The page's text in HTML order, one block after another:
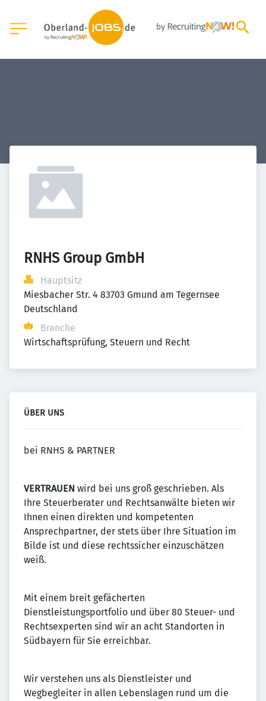
RNHS Group GmbH
Hauptsitz
Miesbacher Str. 4 83703 Gmund am Tegernsee
Deutschland
Branche
Wirtschaftsprüfung, Steuern und Recht
ÜBER UNS
bei RNHS & PARTNER
VERTRAUEN wird bei uns groß geschrieben. Als
Ihre Steuerberater und Rechtsanwälte bieten wir
Ihnen einen direkten und kompetenten
Ansprechpartner, der stets über Ihre Situation im
Bilde ist und diese rechtssicher einzuschätzen
weiß.
Mit einem breit gefächerten
Dienstleistungsportfolio und über 80 Steuer- und
Rechtsexperten sind wir an acht Standorten in
Südbayern für Sie erreichbar.
Wir verstehen uns als Dienstleister und
Wegbegleiter in allen Lebenslagen rund um die